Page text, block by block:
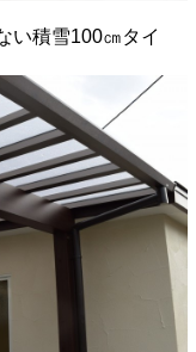
ト
い積雪100㎝タイ